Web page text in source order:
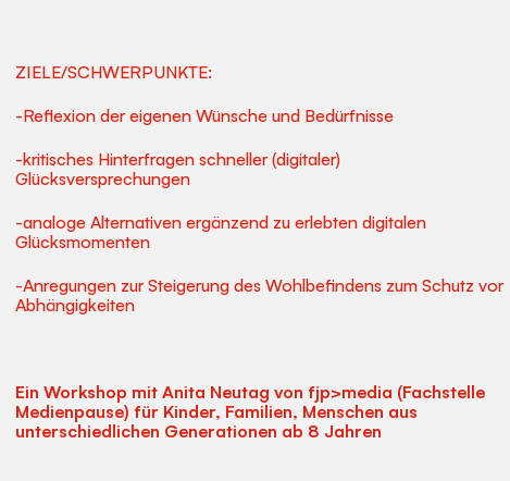
ZIELE/SCHWERPUNKTE:
-Reflexion der eigenen Wünsche und Bedürfnisse
-kritisches Hinterfragen schneller (digitaler)
Glücksversprechungen
-analoge Alternativen ergänzend zu erlebten digitalen
Glücksmomenten
-Anregungen zur Steigerung des Wohlbefindens zum Schutz vor
Abhängigkeiten
Ein Workshop mit Anita Neutag von fjp>media (Fachstelle
Medienpause) für Kinder, Familien, Menschen aus
unterschiedlichen Generationen ab 8 Jahren